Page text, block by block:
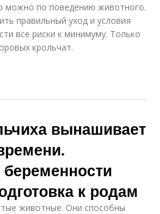
можно по поведению животного.
правильный уход и условия
все риски к минимуму. Только
крольчат.
вынашивает
к родам
животные. Они способны